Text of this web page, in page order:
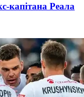
капітана Реала